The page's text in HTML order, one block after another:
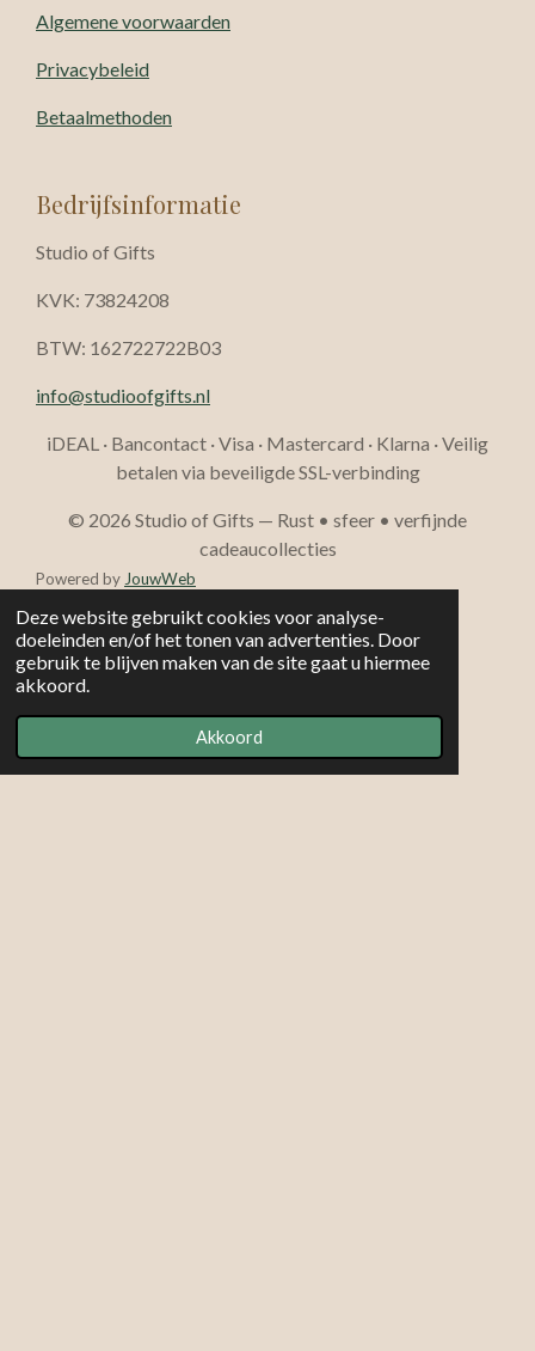
Deze website gebruikt cookies voor analyse-
doeleinden en/of het tonen van advertenties. Door
gebruik te blijven maken van de site gaat u hiermee
akkoord.
Akkoord
Algemene voorwaarden
Privacybeleid
Betaalmethoden
Bedrijfsinformatie
Studio of Gifts
KVK: 73824208
BTW: 162722722B03
info@studioofgifts.nl
iDEAL · Bancontact · Visa · Mastercard · Klarna · Veilig
betalen via beveiligde SSL-verbinding
© 2026 Studio of Gifts — Rust • sfeer • verfijnde
cadeaucollecties
Powered by JouwWeb